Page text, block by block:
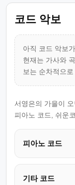
코드 악보
아직 코드 악보
현재는 가사와
보는 순차적으로
서영은의 가을이
피아노 코드, 쉬운
피아노 코드
기타 코드